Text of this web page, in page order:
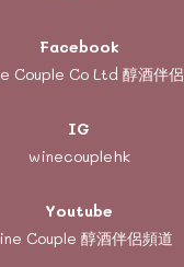
Facebook
Couple Co Ltd 醇酒伴侶
IG
winecouplehk
Youtube
Couple 醇酒伴侶頻道